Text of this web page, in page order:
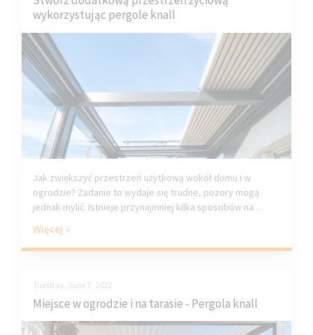
wykorzystując pergole knall
Jak zwiększyć przestrzeń użytkową wokół domu i w
ogrodzie? Zadanie to wydaje się trudne, pozory mogą
jednak mylić. Istnieje przynajmniej kilka sposobów na...
Więcej »
Tuesday, June 7, 2022
Miejsce w ogrodzie i na tarasie - Pergola knall